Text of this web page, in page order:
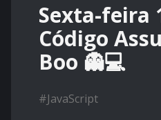
Sexta-feira
Código
Boo 👻💻
#JavaScript